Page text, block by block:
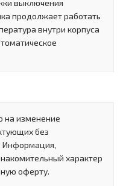
выключения
продолжает работать
внутри корпуса
на изменение
без
Информация,
характер
оферту.